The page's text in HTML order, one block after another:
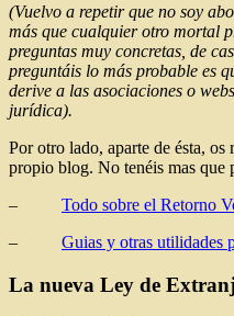
(Vuelvo a repetir que no soy
más que cualquier otro mortal
preguntas muy concretas, de
preguntáis lo más probable es
derive a las asociaciones o
jurídica).
Por otro lado, aparte de ésta, os
propio blog. No tenéis mas que
– Todo sobre el Retorno
– Guias y otras utilidades
La nueva Ley de